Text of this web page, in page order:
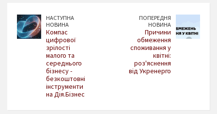
НАСТУПНА
НОВИНА
Компас
цифрової
зрілості
малого та
середнього
бізнесу -
безкоштовні
інструменти
на Дія.Бізнес
ПОПЕРЕДНЯ
НОВИНА
Причини
обмеження
споживання у
квітні:
роз'яснення
від Укренерго